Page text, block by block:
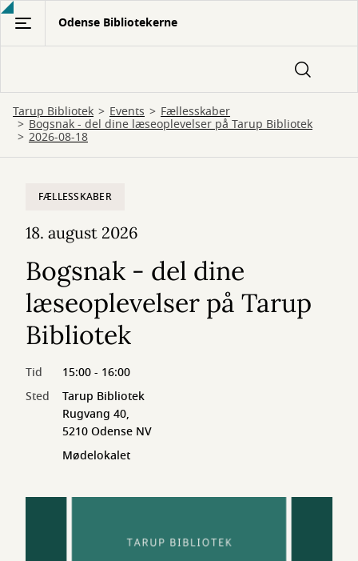
Gå
hovedindhold
Odense Bibliotekerne
Tarup Bibliotek Events Fællesskaber
Bogsnak - del dine læseoplevelser på Tarup Bibliotek
2026-08-18
FÆLLESSKABER
18. august 2026
Bogsnak - del dine
læseoplevelser på Tarup
Bibliotek
Tid
15:00 - 16:00
Sted
Tarup Bibliotek
Rugvang 40,
5210 Odense NV
Mødelokalet